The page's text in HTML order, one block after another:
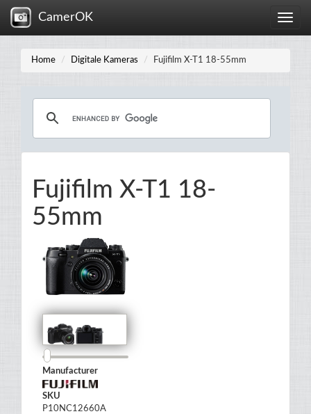
Toggle
CamerOK
Home Digitale Kameras Fujifilm X-T1 18-55mm
Fujifilm X-T1 18-
55mm
Manufacturer
SKU
P10NC12660A